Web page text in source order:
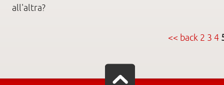
all'altra?
<< back 2 3 4